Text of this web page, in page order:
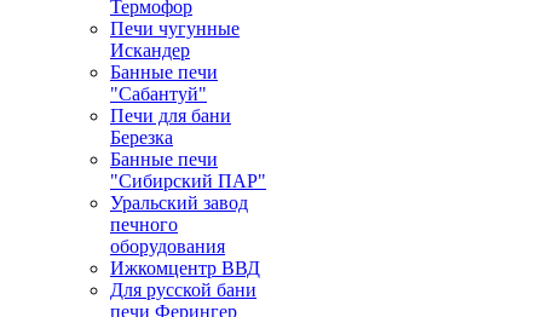
Термофор
Печи чугунные
Искандер
Банные печи
"Сабантуй"
Печи для бани
Березка
Банные печи
"Сибирский ПАР"
Уральский завод
печного
оборудования
Ижкомцентр ВВД
Для русской бани
печи Ферингер